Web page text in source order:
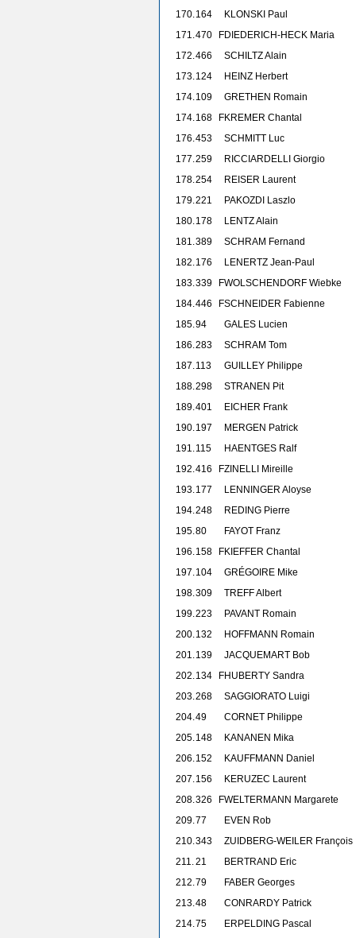
170.164
KLONSKI Paul
171.470 FDIEDERICH-HECK Maria
172.466
SCHILTZ Alain
173.124
HEINZ Herbert
174.109
GRETHEN Romain
174.168 FKREMER Chantal
176.453
SCHMITT Luc
177.259
RICCIARDELLI Giorgio
178.254
REISER Laurent
179.221
PAKOZDI Laszlo
180.178
LENTZ Alain
181.389
SCHRAM Fernand
182.176
LENERTZ Jean-Paul
183.339 FWOLSCHENDORF Wiebke
184.446 FSCHNEIDER Fabienne
185.94
GALES Lucien
186.283
SCHRAM Tom
187.113
GUILLEY Philippe
188.298
STRANEN Pit
189.401
EICHER Frank
190.197
MERGEN Patrick
191.115
HAENTGES Ralf
192.416 FZINELLI Mireille
193.177
LENNINGER Aloyse
194.248
REDING Pierre
195.80
FAYOT Franz
196.158 FKIEFFER Chantal
197.104
GRÉGOIRE Mike
198.309
TREFF Albert
199.223
PAVANT Romain
200.132
HOFFMANN Romain
201.139
JACQUEMART Bob
202.134 FHUBERTY Sandra
203.268
SAGGIORATO Luigi
204.49
CORNET Philippe
205.148
KANANEN Mika
206.152
KAUFFMANN Daniel
207.156
KERUZEC Laurent
208.326 FWELTERMANN Margarete
209.77
EVEN Rob
210.343
ZUIDBERG-WEILER François
211.21
BERTRAND Eric
212.79
FABER Georges
213.48
CONRARDY Patrick
214.75
ERPELDING Pascal